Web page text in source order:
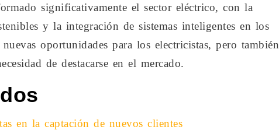
significativamente el sector eléctrico, con la
y la integración de sistemas inteligentes en los
oportunidades para los electricistas, pero también
de destacarse en el mercado.
en la captación de nuevos clientes